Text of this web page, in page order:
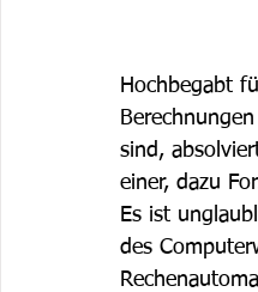
Hochbegabt
sind,
einer, dazu
Es ist
des